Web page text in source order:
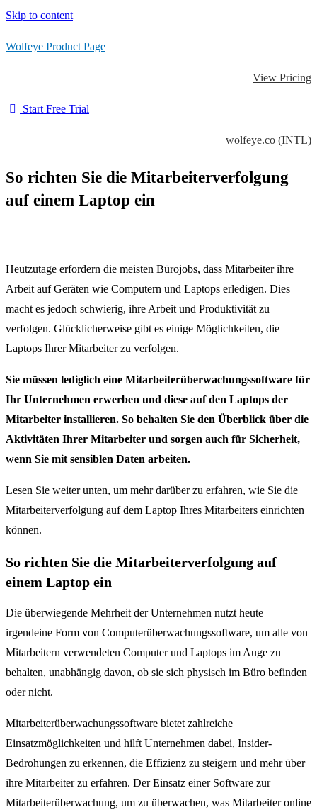
Skip to content
Wolfeye Product Page
View Pricing
Start Free Trial
wolfeye.co (INTL)
So richten Sie die Mitarbeiterverfolgung
auf einem Laptop ein
Heutzutage erfordern die meisten Bürojobs, dass Mitarbeiter ihre
Arbeit auf Geräten wie Computern und Laptops erledigen. Dies
macht es jedoch schwierig, ihre Arbeit und Produktivität zu
verfolgen. Glücklicherweise gibt es einige Möglichkeiten, die
Laptops Ihrer Mitarbeiter zu verfolgen.
Sie müssen lediglich eine Mitarbeiterüberwachungssoftware für
Ihr Unternehmen erwerben und diese auf den Laptops der
Mitarbeiter installieren. So behalten Sie den Überblick über die
Aktivitäten Ihrer Mitarbeiter und sorgen auch für Sicherheit,
wenn Sie mit sensiblen Daten arbeiten.
Lesen Sie weiter unten, um mehr darüber zu erfahren, wie Sie die
Mitarbeiterverfolgung auf dem Laptop Ihres Mitarbeiters einrichten
können.
So richten Sie die Mitarbeiterverfolgung auf
einem Laptop ein
Die überwiegende Mehrheit der Unternehmen nutzt heute
irgendeine Form von Computerüberwachungssoftware, um alle von
Mitarbeitern verwendeten Computer und Laptops im Auge zu
behalten, unabhängig davon, ob sie sich physisch im Büro befinden
oder nicht.
Mitarbeiterüberwachungssoftware bietet zahlreiche
Einsatzmöglichkeiten und hilft Unternehmen dabei, Insider-
Bedrohungen zu erkennen, die Effizienz zu steigern und mehr über
ihre Mitarbeiter zu erfahren. Der Einsatz einer Software zur
Mitarbeiterüberwachung, um zu überwachen, was Mitarbeiter online